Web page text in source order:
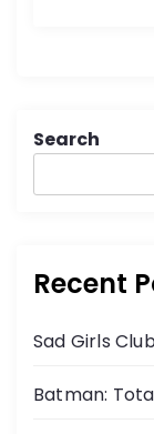
Search
Recent
Sad Girls
Batman: